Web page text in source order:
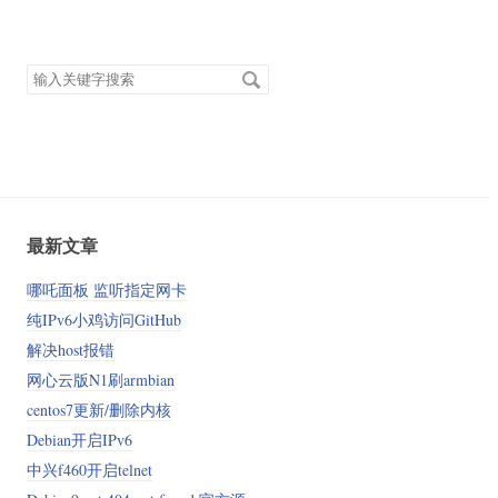
搜
最新文章
哪吒面板 监听指定网卡
纯IPv6小鸡访问GitHub
解决host报错
网心云版N1刷armbian
centos7更新/删除内核
Debian开启IPv6
中兴f460开启telnet